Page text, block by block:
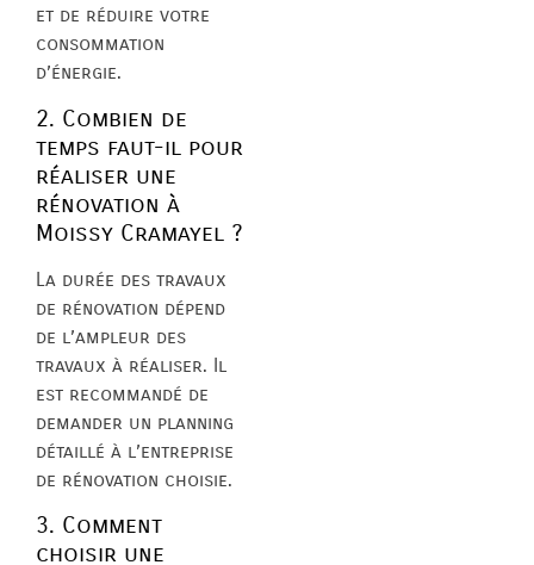
et de réduire votre
consommation
d’énergie.
2. Combien de
temps faut-il pour
réaliser une
rénovation à
Moissy Cramayel ?
La durée des travaux
de rénovation dépend
de l’ampleur des
travaux à réaliser. Il
est recommandé de
demander un planning
détaillé à l’entreprise
de rénovation choisie.
3. Comment
choisir une